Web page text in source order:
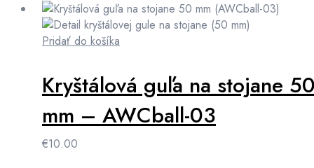
Pridať do košíka
Kryštálová guľa na stojane
mm – AWCball-03
€10.00